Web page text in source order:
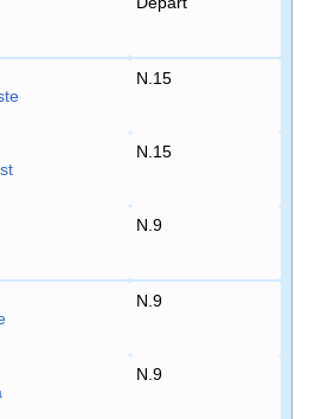
N.15
N.15
N.9
N.9
N.9